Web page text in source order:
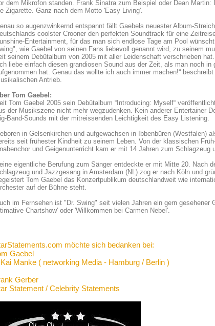
dem Mikrofon standen. Frank Sinatra zum Beispiel oder Dean
Zigarette. Ganz nach dem Motto 'Easy Living'.
so augenzwinkernd entspannt fällt Gaebels neuester Album-
coolster Crooner den perfekten Soundtrack für eine
Entertainment, für das man sich endlose Tage am Pool
wie Gaebel von seinen Fans liebevoll genannt wird, zu seinem
seinem Debütalbum von 2005 mit aller Leidenschaft verschrieben hat.
liebe einfach diesen grandiosen Sound aus der Zeit, als man noch
hat. Genau das wollte ich auch immer machen!“
Antrieb.
Tom Gaebel:
Tom Gaebel 2005 sein Debütalbum “Introducing: Myself“
der Musikszene nicht mehr wegzudenken. Kein anderer Entertainer
Band-Sounds mit der mitreissenden Leichtigkeit des Easy Listening.
in Gelsenkirchen und aufgewachsen in Ibbenbüren (Westfalen)
seit frühester Kindheit zu seinem Leben. Von der klassischen
und Geigenunterricht kam er mit 14 Jahren zum Schlagzeug
eigentliche Berufung zum Sänger entdeckte er mit Mitte 20. Nach
und Jazzgesang in Amsterdam (NL) zog er nach Köln und
Tom Gaebel das Konzertpublikum deutschlandweit wie
auf der Bühne steht.
im Fernsehen ist "Dr. Swing" seit vielen Jahren ein gern gesehener
Chartshow' oder 'Willkommen bei Carmen Nebel'.
möchte sich bedanken bei:
Gaebel
Manke ( networking Media - Hamburg / Berlin )
Gerber
Statement / Celebrity Statements